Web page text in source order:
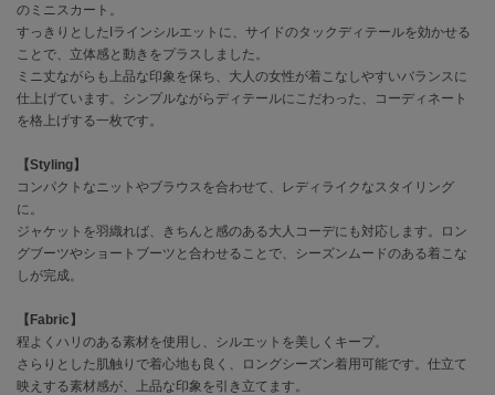
CODE A
コードエー
COLE HAAN
コール ハーン
コンバース
DANSKIN
ダンスキン
EIMY ISTOIRE
エイミー イストワール
のミニスカート。
すっきりとしたIラインシルエットに、サイドのタックディテールを効かせる
ことで、立体感と動きをプラスしました。
ミニ丈ながらも上品な印象を保ち、大人の女性が着こなしやすいバランスに
仕上げています。シンプルながらディテールにこだわった、コーディネート
を格上げする一枚です。
【Styling】
コンパクトなニットやブラウスを合わせて、レディライクなスタイリング
に。
ジャケットを羽織れば、きちんと感のある大人コーデにも対応します。ロン
グブーツやショートブーツと合わせることで、シーズンムードのある着こな
しが完成。
【Fabric】
程よくハリのある素材を使用し、シルエットを美しくキープ。
さらりとした肌触りで着心地も良く、ロングシーズン着用可能です。仕立て
映えする素材感が、上品な印象を引き立てます。